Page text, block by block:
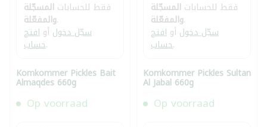
فقط للحسابات المسجّلة
والمفعّلة.
سجّل دخول أو افتح
حساب.
Komkommer Pickles Bait
Almaqdes 660g
Op voorraad
فقط للحسابات المسجّلة
والمفعّلة.
سجّل دخول أو افتح
حساب.
Komkommer Pickles Sultan
Al Jabal 660g
Op voorraad